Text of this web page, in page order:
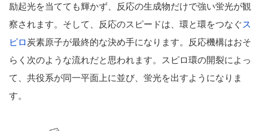
励起光を当てても輝かず、反応の生成物だけで強い蛍光が観
察されます。そして、反応のスピードは、環と環をつなぐス
ピロ炭素原子が最終的な決め手になります。反応機構はおそ
らく次のような流れだと思われます。スピロ環の開裂によっ
て、共役系が同一平面上に並び、蛍光を出すようになりま
す。